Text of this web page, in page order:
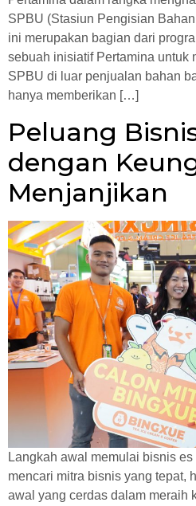
SPBU (Stasiun Pengisian
ini merupakan bagian dari
sebuah inisiatif Pertamina untuk
SPBU di luar penjualan bahan
hanya memberikan […]
Peluang
dengan
Menjanjikan
Langkah awal memulai bisnis
mencari mitra bisnis yang tepat,
awal yang cerdas dalam meraih